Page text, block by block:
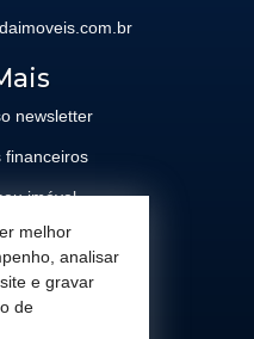
newsletter
financeiros
imóvel
imóveis
melhor
analisar
e gravar
de